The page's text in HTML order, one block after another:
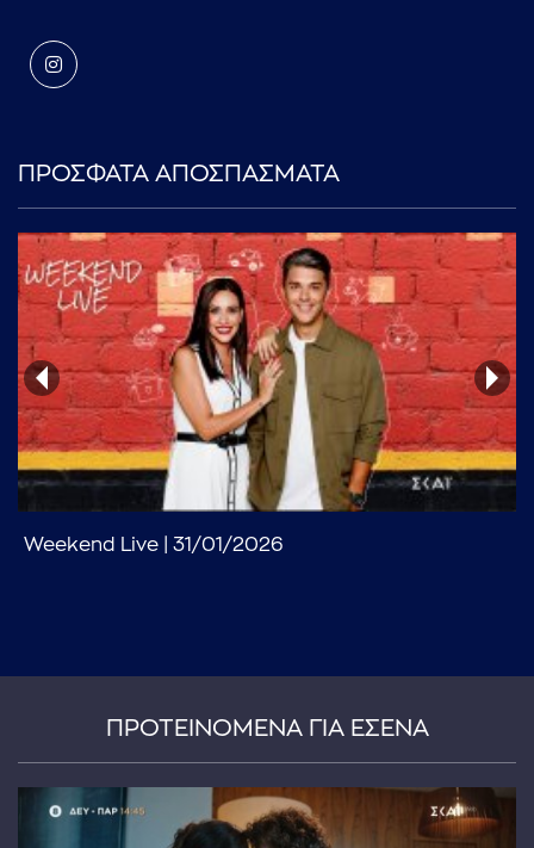
...πληκτρολογήστε κείμενο προς αναζήτηση
ΠΡΟΣΦΑΤΑ ΑΠΟΣΠΑΣΜΑΤΑ
Weekend Live | 31/01/2026
ΠΡΟΤΕΙΝΟΜΕΝΑ ΓΙΑ ΕΣΕΝΑ